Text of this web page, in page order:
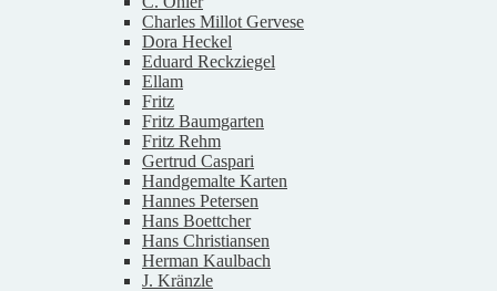
Charles Millot Gervese
Dora Heckel
Eduard Reckziegel
Ellam
Fritz
Fritz Baumgarten
Fritz Rehm
Gertrud Caspari
Handgemalte Karten
Hannes Petersen
Hans Boettcher
Hans Christiansen
Herman Kaulbach
J. Kränzle